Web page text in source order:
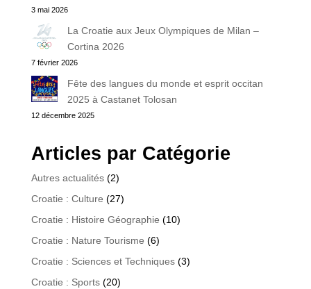
3 mai 2026
La Croatie aux Jeux Olympiques de Milan –
Cortina 2026
7 février 2026
Fête des langues du monde et esprit occitan
2025 à Castanet Tolosan
12 décembre 2025
Articles par Catégorie
Autres actualités(2)
Croatie : Culture (27)
Croatie : Histoire Géographie (10)
Croatie : Nature Tourisme (6)
Croatie : Sciences et Techniques(3)
Croatie : Sports(20)